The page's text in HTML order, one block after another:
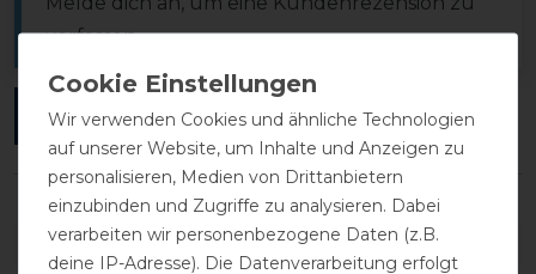
verfassen.
ANMELDEN
DETAILS ZUR PRODUKTSICHERHEIT
Wir verwenden Cookies und ähnliche Technologien
auf unserer Website, um Inhalte und Anzeigen zu
personalisieren, Medien von Drittanbietern
einzubinden und Zugriffe zu analysieren. Dabei
verarbeiten wir personenbezogene Daten (z.B.
deine IP-Adresse). Die Datenverarbeitung erfolgt